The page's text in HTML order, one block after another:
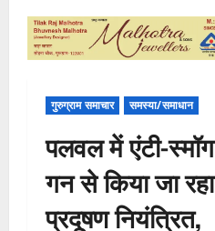
गुरुग्राम समाचार समस्या/समाधान
पलवल में एंटी-स्मॉग
गन से किया जा रहा
प्रदूषण नियंत्रित,